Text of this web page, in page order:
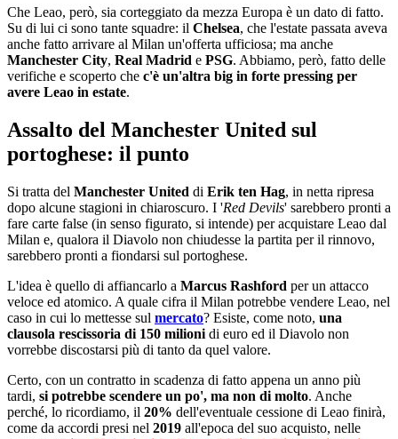
Che Leao, però, sia corteggiato da mezza Europa è un dato di fatto.
Su di lui ci sono tante squadre: il Chelsea, che l'estate passata aveva
anche fatto arrivare al Milan un'offerta ufficiosa; ma anche
Manchester City, Real Madrid e PSG. Abbiamo, però, fatto delle
verifiche e scoperto che c'è un'altra big in forte pressing per
avere Leao in estate.
Assalto del Manchester United sul
portoghese: il punto
Si tratta del Manchester United di Erik ten Hag, in netta ripresa
dopo alcune stagioni in chiaroscuro. I 'Red Devils' sarebbero pronti a
fare carte false (in senso figurato, si intende) per acquistare Leao dal
Milan e, qualora il Diavolo non chiudesse la partita per il rinnovo,
sarebbero pronti a fiondarsi sul portoghese.
L'idea è quello di affiancarlo a Marcus Rashford per un attacco
veloce ed atomico. A quale cifra il Milan potrebbe vendere Leao, nel
caso in cui lo mettesse sul mercato? Esiste, come noto, una
clausola rescissoria di 150 milioni di euro ed il Diavolo non
vorrebbe discostarsi più di tanto da quel valore.
Certo, con un contratto in scadenza di fatto appena un anno più
tardi, si potrebbe scendere un po', ma non di molto. Anche
perché, lo ricordiamo, il 20% dell'eventuale cessione di Leao finirà,
come da accordi presi nel 2019 all'epoca del suo acquisto, nelle